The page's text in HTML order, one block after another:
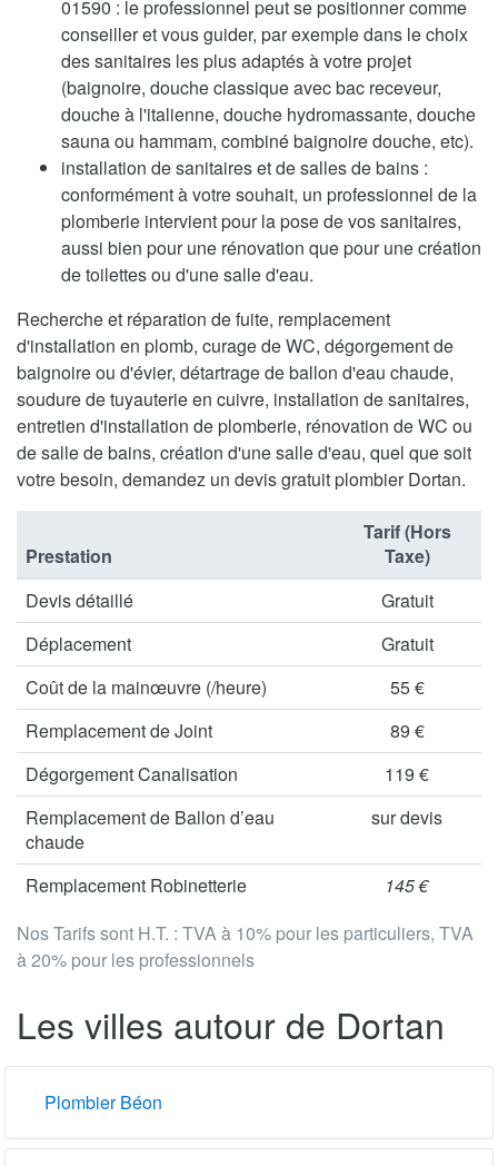
01590 : le professionnel peut se positionner comme
conseiller et vous guider, par exemple dans le choix
des sanitaires les plus adaptés à votre projet
(baignoire, douche classique avec bac receveur,
douche à l'italienne, douche hydromassante, douche
sauna ou hammam, combiné baignoire douche, etc).
installation de sanitaires et de salles de bains :
conformément à votre souhait, un professionnel de la
plomberie intervient pour la pose de vos sanitaires,
aussi bien pour une rénovation que pour une création
de toilettes ou d'une salle d'eau.
Recherche et réparation de fuite, remplacement
d'installation en plomb, curage de WC, dégorgement de
baignoire ou d'évier, détartrage de ballon d'eau chaude,
soudure de tuyauterie en cuivre, installation de sanitaires,
entretien d'installation de plomberie, rénovation de WC ou
de salle de bains, création d'une salle d'eau, quel que soit
votre besoin, demandez un devis gratuit plombier Dortan.
Nos Tarifs sont H.T. : TVA à 10% pour les particuliers, TVA
à 20% pour les professionnels
Prestation
Tarif (Hors
Taxe)
Devis détaillé
Gratuit
Déplacement
Gratuit
Coût de la mainœuvre (/heure)
55 €
Remplacement de Joint
89 €
Dégorgement Canalisation
119 €
Remplacement de Ballon d’eau
chaude
sur devis
Remplacement Robinetterie 145 €
Les villes autour de Dortan
Plombier Béon